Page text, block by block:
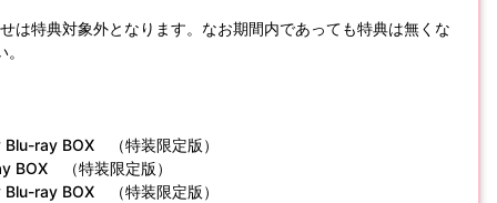
特典対象外となります。なお期間内であっても特典は無くな
ray BOX （特装限定版）
（特装限定版）
ray BOX （特装限定版）